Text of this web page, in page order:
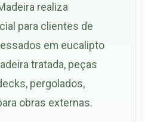
realiza
para clientes de
em eucalipto
tratada, peças
pergolados,
obras externas.